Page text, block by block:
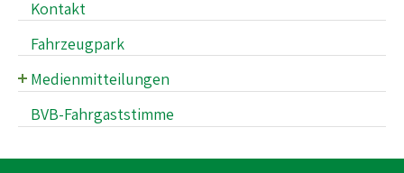
Flexible Mobilität
Nachhaltige Beschaffung
Lärmschutz
Kontakt
Fahrzeugpark
Medienmitteilungen
Archiv der Medienmitteilungen
BVB-Fahrgaststimme